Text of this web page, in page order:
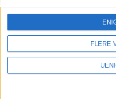
FLERE
redaktor@vartoslo.no,
TIPS OSS
ABONNEMENT